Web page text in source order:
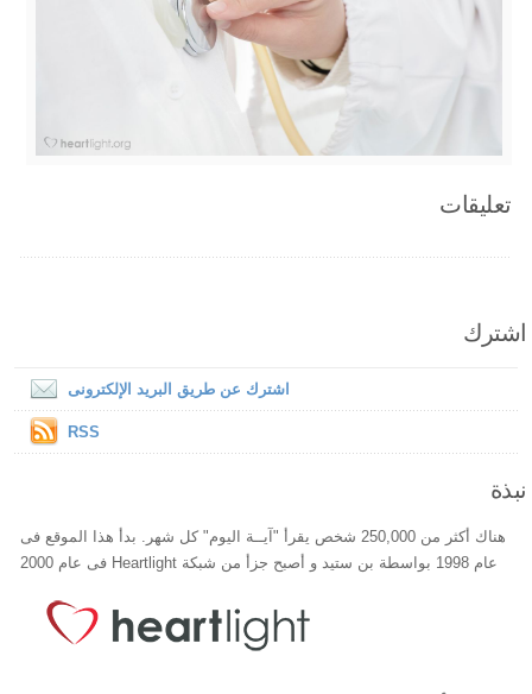
تعليقات
اشترك
اشترك عن طريق البريد الإلكترونى
RSS
نبذة
هناك أكثر من 250,000 شخص يقرأ "آيــة اليوم" كل شهر. بدأ هذا الموقع فى
عام 1998 بواسطة بن ستيد و أصبح جزأ من شبكة Heartlight فى عام 2000